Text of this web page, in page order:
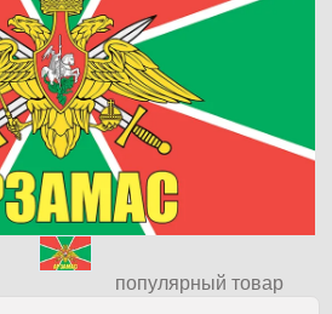
популярный товар